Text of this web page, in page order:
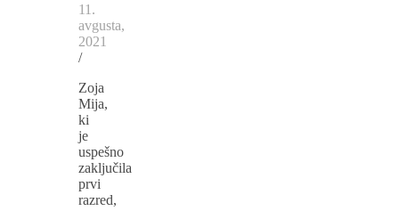
11.
avgusta,
2021
/
Zoja
Mija,
ki
je
uspešno
zaključila
prvi
razred,